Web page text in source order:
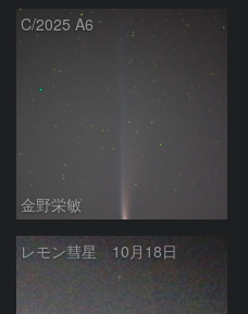
C/2025 A6
金野栄敏
レモン彗星 10月18日